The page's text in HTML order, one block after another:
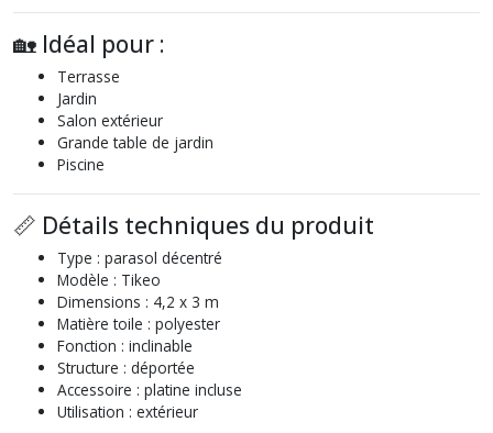
🏡 Idéal pour :
Terrasse
Jardin
Salon extérieur
Grande table de jardin
Piscine
📏 Détails techniques du produit
Type : parasol décentré
Modèle : Tikeo
Dimensions : 4,2 x 3 m
Matière toile : polyester
Fonction : inclinable
Structure : déportée
Accessoire : platine incluse
Utilisation : extérieur